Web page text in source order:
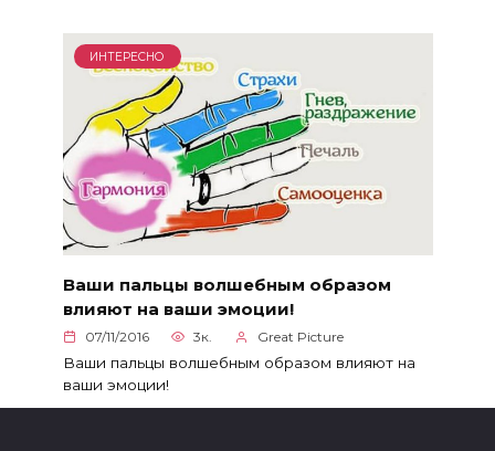
ИНТЕРЕСНО
Ваши пальцы волшебным образом
влияют на ваши эмоции!
07/11/2016 3к. Great Picture
Ваши пальцы волшебным образом влияют на
ваши эмоции!